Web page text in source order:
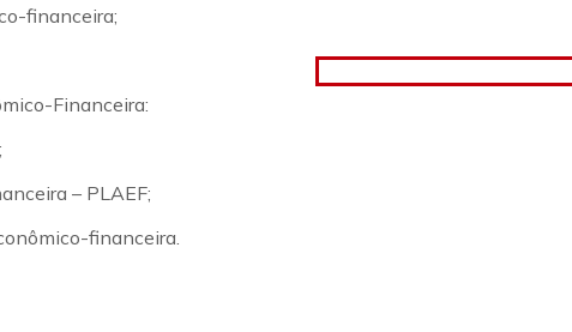
financeira;
Financeira:
– PLAEF;
financeira.